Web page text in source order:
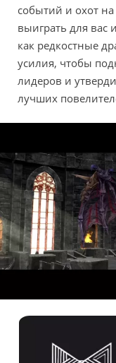
событий и охот
выиграть для вас
как редкостные
усилия, чтобы
лидеров и
лучших